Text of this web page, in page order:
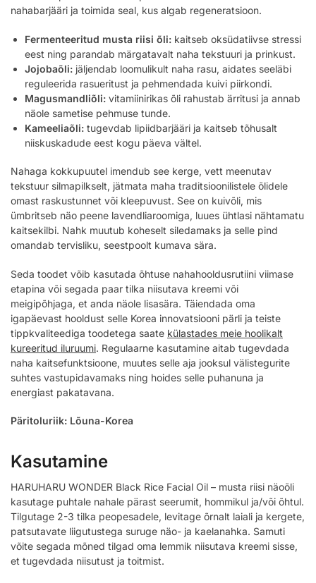
nahabarjääri ja toimida seal, kus algab regeneratsioon.
Fermenteeritud musta riisi õli: kaitseb oksüdatiivse stressi
eest ning parandab märgatavalt naha tekstuuri ja prinkust.
Jojobaõli: jäljendab loomulikult naha rasu, aidates seeläbi
reguleerida rasueritust ja pehmendada kuivi piirkondi.
Magusmandliõli: vitamiinirikas õli rahustab ärritusi ja annab
näole sametise pehmuse tunde.
Kameeliaõli: tugevdab lipiidbarjääri ja kaitseb tõhusalt
niiskuskadude eest kogu päeva vältel.
Nahaga kokkupuutel imendub see kerge, vett meenutav
tekstuur silmapilkselt, jätmata maha traditsioonilistele õlidele
omast raskustunnet või kleepuvust. See on kuivõli, mis
ümbritseb näo peene lavendliaroomiga, luues ühtlasi nähtamatu
kaitsekilbi. Nahk muutub koheselt siledamaks ja selle pind
omandab tervisliku, seestpoolt kumava sära.
Seda toodet võib kasutada õhtuse nahahooldusrutiini viimase
etapina või segada paar tilka niisutava kreemi või
meigipõhjaga, et anda näole lisasära. Täiendada oma
igapäevast hooldust selle Korea innovatsiooni pärli ja teiste
tippkvaliteediga toodetega saate külastades meie hoolikalt
kureeritud iluruumi. Regulaarne kasutamine aitab tugevdada
naha kaitsefunktsioone, muutes selle aja jooksul välistegurite
suhtes vastupidavamaks ning hoides selle puhanuna ja
energiast pakatavana.
Päritoluriik: Lõuna-Korea
Kasutamine
HARUHARU WONDER Black Rice Facial Oil – musta riisi näoõli
kasutage puhtale nahale pärast seerumit, hommikul ja/või õhtul.
Tilgutage 2-3 tilka peopesadele, levitage õrnalt laiali ja kergete,
patsutavate liigutustega suruge näo- ja kaelanahka. Samuti
võite segada mõned tilgad oma lemmik niisutava kreemi sisse,
et tugevdada niisutust ja toitmist.